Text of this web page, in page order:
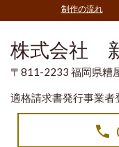
制作の流れ
株式会社
〒811-2233 福岡県糟
適格請求書発行事業